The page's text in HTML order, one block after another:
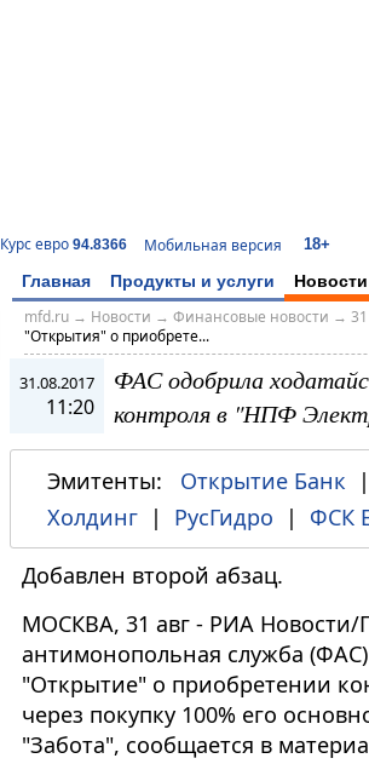
Курс евро 94.8366 Мобильная версия 18+
Главная Продукты и услуги Новости
mfd.ru→ Новости → Финансовые новости →
"Открытия" о приобрете...
31.08.2017
11:20
ФАС одобрила
контроля в "НПФ
Эмитенты: Открытие Банк
Холдинг | РусГидро | ФСК
Добавлен второй абзац.
МОСКВА, 31 авг - РИА
антимонопольная служба
"Открытие" о приобретении
через покупку 100% его
"Забота", сообщается в